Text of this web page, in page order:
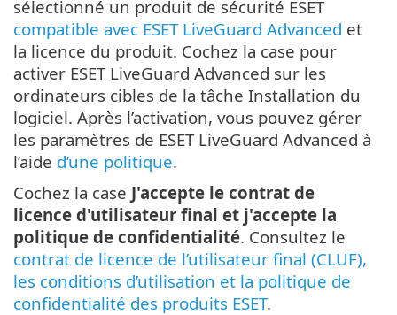
sélectionné un produit de sécurité ESET
compatible avec ESET LiveGuard Advanced et
la licence du produit. Cochez la case pour
activer ESET LiveGuard Advanced sur les
ordinateurs cibles de la tâche Installation du
logiciel. Après l’activation, vous pouvez gérer
les paramètres de ESET LiveGuard Advanced à
l’aide d’une politique.
Cochez la case J'accepte le contrat de
licence d'utilisateur final et j'accepte la
politique de confidentialité. Consultez le
contrat de licence de l’utilisateur final (CLUF),
les conditions d’utilisation et la politique de
confidentialité des produits ESET.